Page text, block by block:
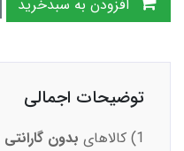
توضیحات اجمالی
1) کالاهای بدون گارانتی